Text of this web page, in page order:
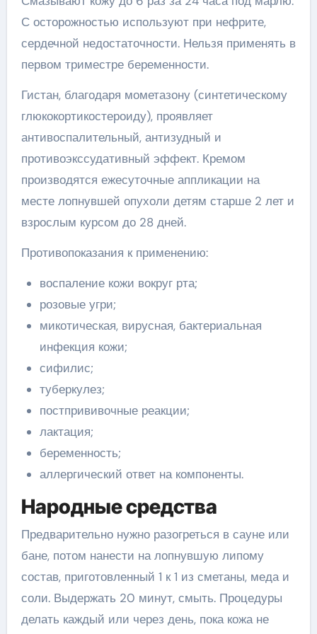
С осторожностью используют при нефрите,
сердечной недостаточности. Нельзя применять в
первом триместре беременности.
Гистан, благодаря мометазону (синтетическому
глюкокортикостероиду), проявляет
антивоспалительный, антизудный и
противоэкссудативный эффект. Кремом
производятся ежесуточные аппликации на
месте лопнувшей опухоли детям старше 2 лет и
взрослым курсом до 28 дней.
Противопоказания к применению:
воспаление кожи вокруг рта;
розовые угри;
микотическая, вирусная, бактериальная
инфекция кожи;
сифилис;
туберкулез;
постпрививочные реакции;
лактация;
беременность;
аллергический ответ на компоненты.
Народные средства
Предварительно нужно разогреться в сауне или
бане, потом нанести на лопнувшую липому
состав, приготовленный 1 к 1 из сметаны, меда и
соли. Выдержать 20 минут, смыть. Процедуры
делать каждый или через день, пока кожа не